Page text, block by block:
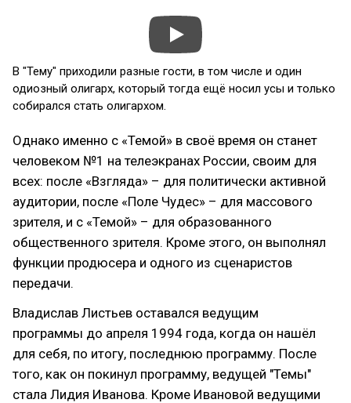
В "Тему" приходили разные гости, в том числе и один
одиозный олигарх, который тогда ещё носил усы и только
собирался стать олигархом.
Однако именно с «Темой» в своё время он станет
человеком №1 на телеэкранах России, своим для
всех: после «Взгляда» – для политически активной
аудитории, после «Поле Чудес» – для массового
зрителя, и с «Темой» – для образованного
общественного зрителя. Кроме этого, он выполнял
функции продюсера и одного из сценаристов
передачи.
Владислав Листьев оставался ведущим
программы до апреля 1994 года, когда он нашёл
для себя, по итогу, последнюю программу. После
того, как он покинул программу, ведущей "Темы"
стала Лидия Иванова. Кроме Ивановой ведущими